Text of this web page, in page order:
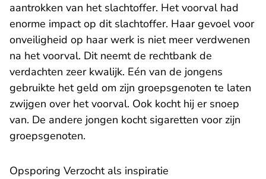
aantrokken van het slachtoffer. Het voorval had
enorme impact op dit slachtoffer. Haar gevoel voor
onveiligheid op haar werk is niet meer verdwenen
na het voorval. Dit neemt de rechtbank de
verdachten zeer kwalijk. Eén van de jongens
gebruikte het geld om zijn groepsgenoten te laten
zwijgen over het voorval. Ook kocht hij er snoep
van. De andere jongen kocht sigaretten voor zijn
groepsgenoten.
Opsporing Verzocht als inspiratie